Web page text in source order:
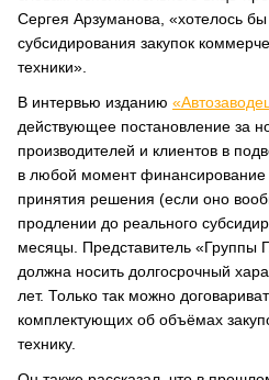
Сергея Арзуманова, «хотелось
субсидирования закупок
техники».
В интервью изданию
действующее постановление за
производителей и клиентов в
в любой момент финансирование
принятия решения (если оно
продлении до реального
месяцы. Представитель «Группы
должна носить долгосрочный
лет. Только так можно
комплектующих об объёмах
технику.